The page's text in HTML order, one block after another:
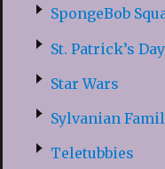
SpongeBob
St. Patrick’s Day
Star Wars
Sylvanian
Teletubbies